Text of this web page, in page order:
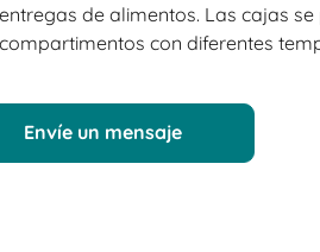
entregas de alimentos. Las cajas
compartimentos con diferentes
Envíe un mensaje